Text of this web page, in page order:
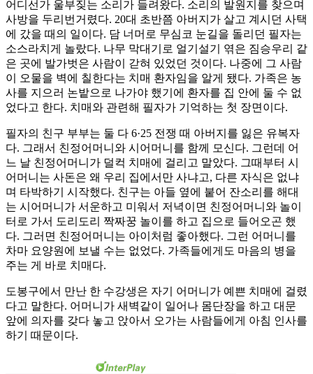
어디선가 울부짖는 소리가 들려왔다. 소리의 발원지를 찾으며
사방을 두리번거렸다. 20대 초반쯤 아버지가 살고 계시던 사택
에 갔을 때의 일이다. 담 너머로 무심코 눈길을 돌리던 필자는
소스라치게 놀랐다. 나무 막대기로 얼기설기 엮은 짐승우리 같
은 곳에 발가벗은 사람이 갇혀 있었던 것이다. 나중에 그 사람
이 오물을 벽에 칠한다는 치매 환자임을 알게 됐다. 가족은 농
사를 지으러 논밭으로 나가야 했기에 환자를 집 안에 둘 수 없
었다고 한다. 치매와 관련해 필자가 기억하는 첫 장면이다.
필자의 친구 부부는 둘 다 6·25 전쟁 때 아버지를 잃은 유복자
다. 그래서 친정어머니와 시어머니를 함께 모신다. 그런데 어
느 날 친정어머니가 덜컥 치매에 걸리고 말았다. 그때부터 시
어머니는 사돈은 왜 우리 집에서만 사냐고, 다른 자식은 없냐
며 타박하기 시작했다. 친구는 아들 옆에 붙어 잔소리를 해대
는 시어머니가 서운하고 미워서 저녁이면 친정어머니와 놀이
터로 가서 도리도리 짝짜꿍 놀이를 하고 집으로 들어오곤 했
다. 그러면 친정어머니는 아이처럼 좋아했다. 그런 어머니를
차마 요양원에 보낼 수는 없었다. 가족들에게도 마음의 병을
주는 게 바로 치매다.
도봉구에서 만난 한 수강생은 자기 어머니가 예쁜 치매에 걸렸
다고 말한다. 어머니가 새벽같이 일어나 몸단장을 하고 대문
앞에 의자를 갖다 놓고 앉아서 오가는 사람들에게 아침 인사를
하기 때문이다.